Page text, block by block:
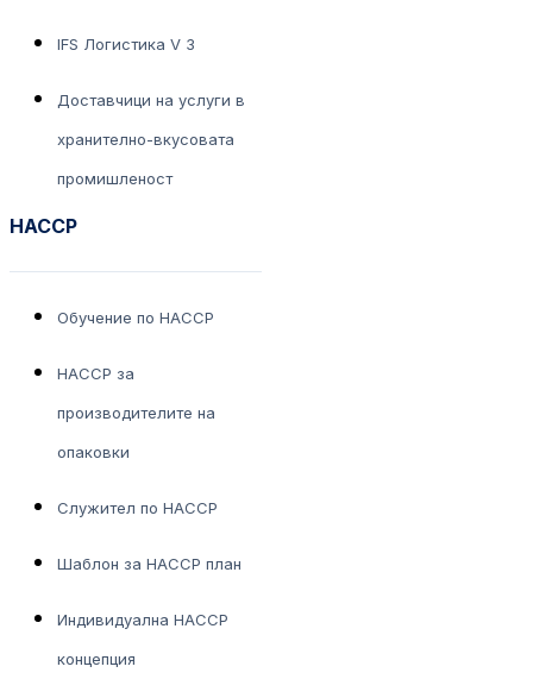
IFS Логистика V 3
Доставчици на услуги в
хранително-вкусовата
промишленост
HACCP
Обучение по HACCP
HACCP за
производителите на
опаковки
Служител по НАССР
Шаблон за HACCP план
Индивидуална HACCP
концепция